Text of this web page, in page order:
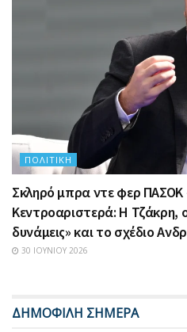
ΠΟΛΙΤΙΚΉ
Σκληρό μπρα ντε φερ ΠΑΣΟΚ
Κεντροαριστερά: Η Τζάκρη,
δυνάμεις» και το σχέδιο
30 ΙΟΥΝΊΟΥ 2026
ΔΗΜΟΦΙΛΗ ΣΗΜΕΡΑ